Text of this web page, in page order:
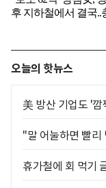
오늘의 핫뉴스
美 방산 기업도 '
"말 어눌하면 빨리
휴가철에 회 먹기